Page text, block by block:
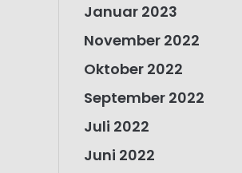
Januar 2023
November 2022
Oktober 2022
September 2022
Juli 2022
Juni 2022